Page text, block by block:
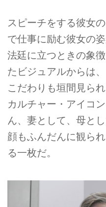
スピーチをする彼女
で仕事に励む彼女の
法廷に立つときの象
たビジュアルからは
こだわりも垣間見ら
カルチャー・アイコ
ん、妻として、母と
顔もふんだんに観ら
る一枚だ。